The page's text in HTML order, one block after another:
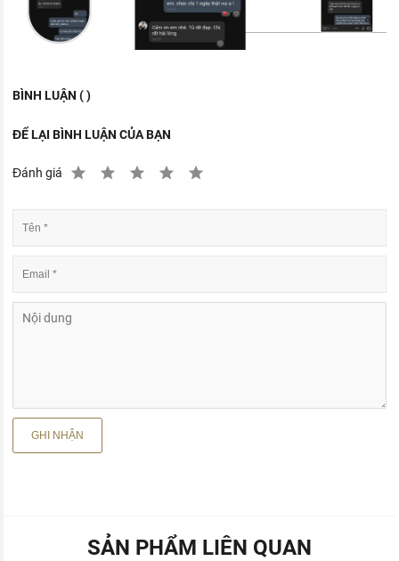
BÌNH LUẬN ( )
ĐỂ LẠI BÌNH LUẬN CỦA BẠN
Đánh giá
SẢN PHẨM LIÊN QUAN